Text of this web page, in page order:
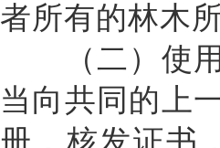
者所有的林木
（二）使用
当向共同的上
册，核发证书